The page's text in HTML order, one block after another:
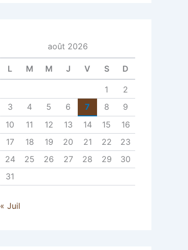
août 2026
L M M J V S D
1
2
3
4 5 6 7 8
9
10
11 12 13 14 15
16
17
18 19 20 21 22
23
24
25 26 27 28 29
30
31
« Juil